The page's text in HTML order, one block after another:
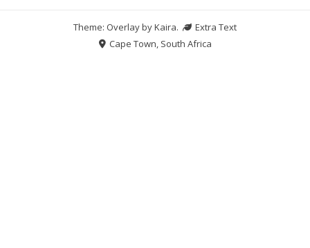
Theme: Overlay byKaira.
Extra Text
Cape Town, South Africa